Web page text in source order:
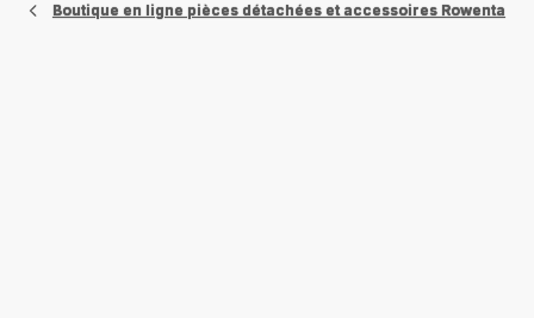
Boutique en ligne pièces détachées et accessoires Rowenta